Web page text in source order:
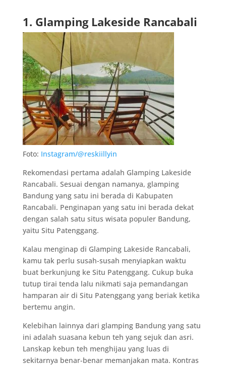
1. Glamping Lakeside Rancabali
Foto: Instagram/@reskiillyin
Rekomendasi pertama adalah Glamping Lakeside
Rancabali. Sesuai dengan namanya, glamping
Bandung yang satu ini berada di Kabupaten
Rancabali. Penginapan yang satu ini berada dekat
dengan salah satu situs wisata populer Bandung,
yaitu Situ Patenggang.
Kalau menginap di Glamping Lakeside Rancabali,
kamu tak perlu susah-susah menyiapkan waktu
buat berkunjung ke Situ Patenggang. Cukup buka
tutup tirai tenda lalu nikmati saja pemandangan
hamparan air di Situ Patenggang yang beriak ketika
bertemu angin.
Kelebihan lainnya dari glamping Bandung yang satu
ini adalah suasana kebun teh yang sejuk dan asri.
Lanskap kebun teh menghijau yang luas di
sekitarnya benar-benar memanjakan mata. Kontras